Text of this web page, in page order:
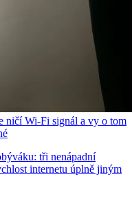
ničí Wi-Fi signál a vy o tom
tři nenápadní
internetu úplně jiným